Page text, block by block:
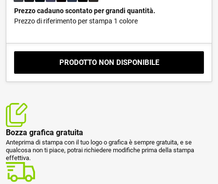
Prezzo cadauno scontato per grandi quantità.
Prezzo di riferimento per stampa 1 colore
PRODOTTO NON DISPONIBILE
Bozza grafica gratuita
Anteprima di stampa con il tuo logo o grafica è sempre gratuita, e se
qualcosa non ti piace, potrai richiedere modifiche prima della stampa
effettiva.